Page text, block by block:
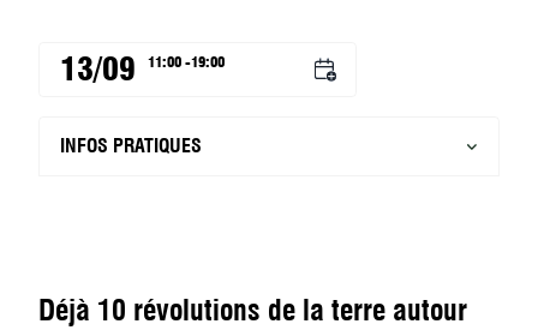
Déjà 10 révolutions de la terre autour
13/09 11:00 -19:00
INFOS PRATIQUES